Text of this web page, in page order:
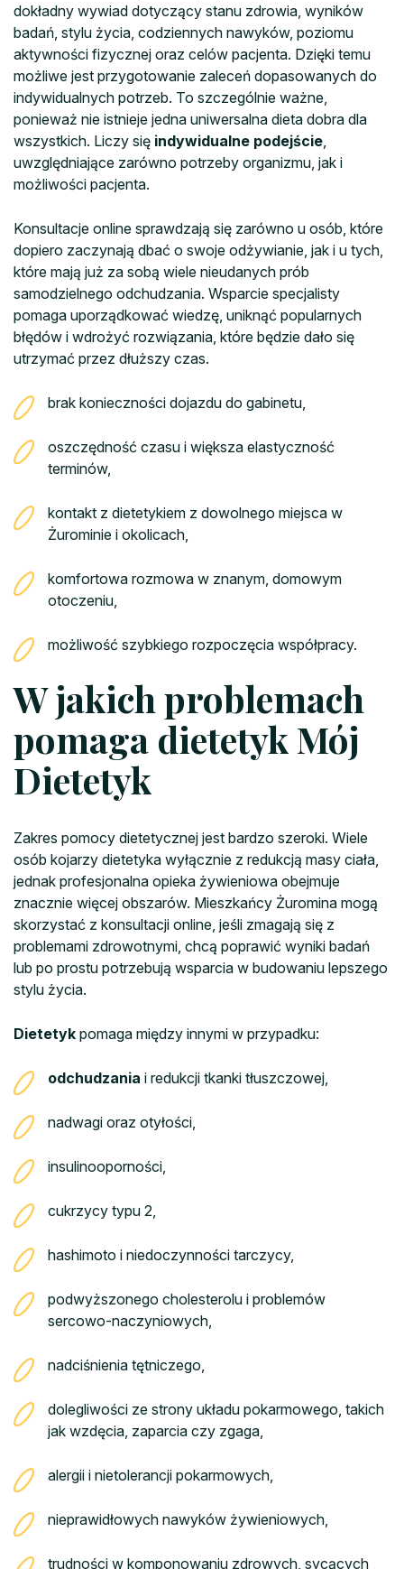
dokładny wywiad dotyczący stanu zdrowia, wyników
badań, stylu życia, codziennych nawyków, poziomu
aktywności fizycznej oraz celów pacjenta. Dzięki temu
możliwe jest przygotowanie zaleceń dopasowanych do
indywidualnych potrzeb. To szczególnie ważne,
ponieważ nie istnieje jedna uniwersalna dieta dobra dla
wszystkich. Liczy się indywidualne podejście
uwzględniające zarówno potrzeby organizmu, jak i
możliwości pacjenta.
Konsultacje online sprawdzają się zarówno u osób, które
dopiero zaczynają dbać o swoje odżywianie, jak i u tych,
które mają już za sobą wiele nieudanych prób
samodzielnego odchudzania. Wsparcie specjalisty
pomaga uporządkować wiedzę, uniknąć popularnych
błędów i wdrożyć rozwiązania, które będzie dało się
utrzymać przez dłuższy czas.
brak konieczności dojazdu do gabinetu,
oszczędność czasu i większa elastyczność
terminów,
kontakt z dietetykiem z dowolnego miejsca w
Żurominie i okolicach,
komfortowa rozmowa w znanym, domowym
otoczeniu,
możliwość szybkiego rozpoczęcia współpracy.
W jakich problemach
pomaga dietetyk Mój
Dietetyk
Zakres pomocy dietetycznej jest bardzo szeroki. Wiele
osób kojarzy dietetyka wyłącznie z redukcją masy ciała,
jednak profesjonalna opieka żywieniowa obejmuje
znacznie więcej obszarów. Mieszkańcy Żuromina mogą
skorzystać z konsultacji online, jeśli zmagają się z
problemami zdrowotnymi, chcą poprawić wyniki badań
lub po prostu potrzebują wsparcia w budowaniu lepszego
stylu życia.
Dietetyk pomaga między innymi w przypadku:
odchudzania i redukcji tkanki tłuszczowej,
nadwagi oraz otyłości,
insulinooporności,
cukrzycy typu 2,
hashimoto i niedoczynności tarczycy,
podwyższonego cholesterolu i problemów
sercowo-naczyniowych,
nadciśnienia tętniczego,
dolegliwości ze strony układu pokarmowego, takich
jak wzdęcia, zaparcia czy zgaga,
alergii i nietolerancji pokarmowych,
nieprawidłowych nawyków żywieniowych,
trudności w komponowaniu zdrowych, sycących